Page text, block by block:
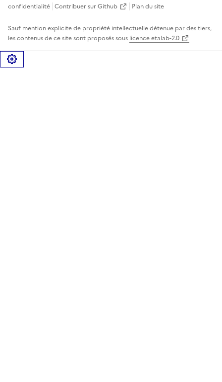
confidentialité Contribuer sur Github Plan du site
Sauf mention explicite de propriété intellectuelle détenue par des tiers,
les contenus de ce site sont proposés sous licence etalab-2.0
Gérer les cookies